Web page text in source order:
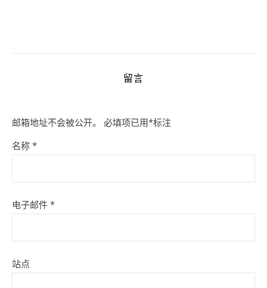
留言
邮箱地址不会被公开。 必填项已用*标注
名称 *
电子邮件 *
站点